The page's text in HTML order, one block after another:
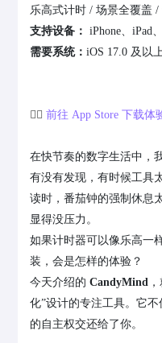
乐高式计时 / 场景全覆盖
支持设备： iPhone、iPad
需要系统：iOS 17.0 及以
👉🏻前往 App Store 下载体
在快节奏的数字生活中，
有没有发现，有时候工具
读时，番茄钟的强制休息
显得没压力。
如果计时器可以像乐高一
装，会是怎样的体验？
今天介绍的CandyMind
化”设计的专注工具。它
的自主权交还给了你。